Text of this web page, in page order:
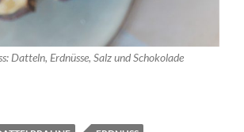
Datteln, Erdnüsse, Salz und Schokolade